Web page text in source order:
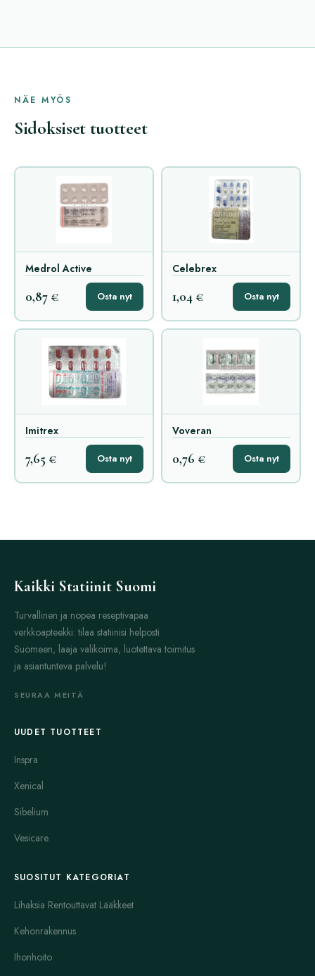
NÄE MYÖS
Sidoksiset tuotteet
Medrol Active
0,87 € Osta nyt
Celebrex
1,04 € Osta nyt
Imitrex
7,65 € Osta nyt
Voveran
0,76 € Osta nyt
Kaikki Statiinit Suomi
Turvallinen ja nopea reseptivapaa
verkkoapteekki: tilaa statiinisi helposti
Suomeen, laaja valikoima, luotettava toimitus
ja asiantunteva palvelu!
SEURAA MEITÄ
UUDET TUOTTEET
Inspra
Xenical
Sibelium
Vesicare
SUOSITUT KATEGORIAT
Lihaksia Rentouttavat Lääkkeet
Kehonrakennus
Ihonhoito